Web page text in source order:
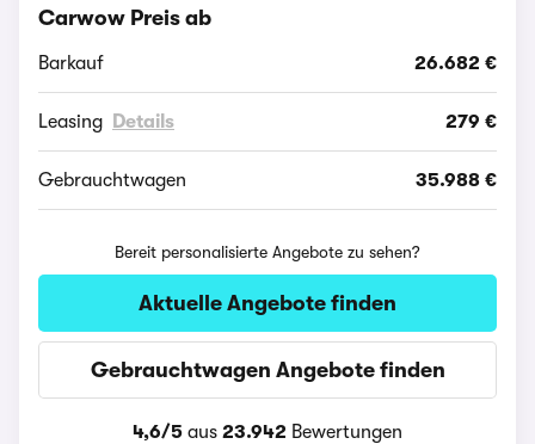
Carwow Preis ab
Barkauf 26.682 €
Leasing Details 279 €
Gebrauchtwagen 35.988 €
Bereit personalisierte Angebote zu sehen?
Aktuelle Angebote finden
Gebrauchtwagen Angebote finden
4,6/5 aus 23.942 Bewertungen